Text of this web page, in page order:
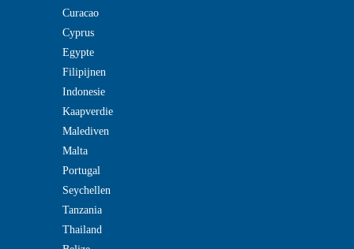
Curacao
Cyprus
Egypte
Filipijnen
Indonesie
Kaapverdie
Malediven
Malta
Portugal
Seychellen
Tanzania
Thailand